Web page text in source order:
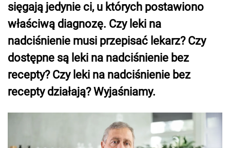
sięgają jedynie ci, u których postawiono
właściwą diagnozę. Czy leki na
nadciśnienie musi przepisać lekarz? Czy
dostępne są leki na nadciśnienie bez
recepty? Czy leki na nadciśnienie bez
recepty działają? Wyjaśniamy.